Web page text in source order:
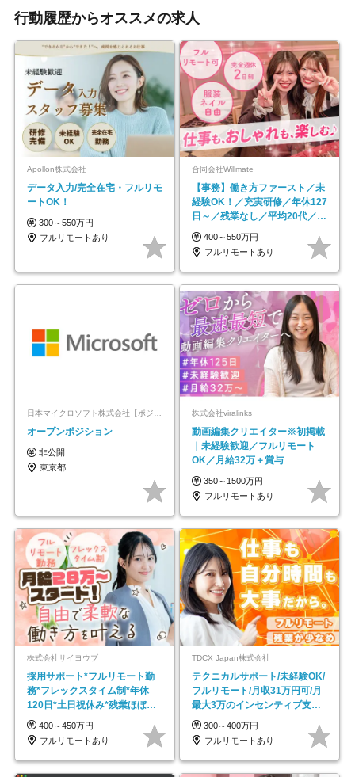
行動履歴からオススメの求人
Apollon株式会社
データ入力/完全在宅・フルリモ
ートOK！
300～550万円
フルリモートあり
合同会社Willmate
【事務】働き方ファースト／未
経験OK！／充実研修／年休127
日～／残業なし／平均20代／リ
モートOK
400～550万円
フルリモートあり
日本マイクロソフト株式会社【ポジションマッチ登録】
オープンポジション
非公開
東京都
株式会社viralinks
動画編集クリエイター※初掲載
｜未経験歓迎／フルリモート
OK／月給32万＋賞与
350～1500万円
フルリモートあり
株式会社サイヨウブ
採用サポート*フルリモート勤
務*フレックスタイム制*年休
120日*土日祝休み*残業ほぼな
し*育児中社員8割以上
400～450万円
フルリモートあり
TDCX Japan株式会社
テクニカルサポート/未経験OK/
フルリモート/月収31万円可/月
最大3万のインセンティブ支給/
平均年齢33歳
300～400万円
フルリモートあり